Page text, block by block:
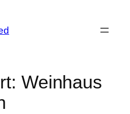
Weinhaus